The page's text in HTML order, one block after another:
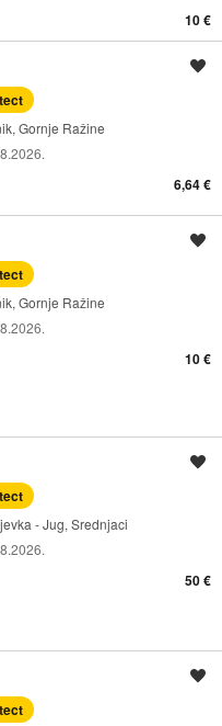
10 €
Gornje Ražine
6,64 €
Gornje Ražine
10 €
- Jug, Srednjaci
50 €